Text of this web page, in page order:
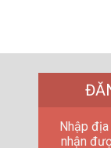
Nhập
nhận